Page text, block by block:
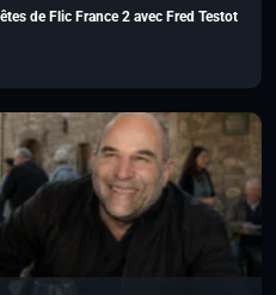
de Flic France 2 avec Fred Testot